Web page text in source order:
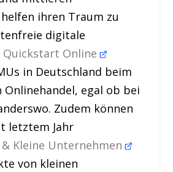
ihren Traum zu
digitale
Quickstart Online
in Deutschland beim
Onlinehandel, egal ob bei
Zudem können
letztem Jahr
& Kleine Unternehmen
von kleinen